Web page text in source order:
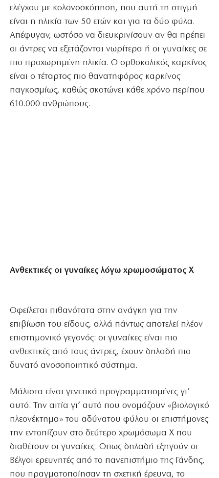
ελέγχου με κολονοσκόπηση, που αυτή τη στιγμή
είναι η ηλικία των 50 ετών και για τα δύο φύλα.
Απέφυγαν, ωστόσο να διευκρινίσουν αν θα πρέπει
οι άντρες να εξετάζονται νωρίτερα ή οι γυναίκες σε
πιο προχωρημένη ηλικία. Ο ορθοκολικός καρκίνος
είναι ο τέταρτος πιο θανατηφόρος καρκίνος
παγκοσμίως, καθώς σκοτώνει κάθε χρόνο περίπου
610.000 ανθρώπους.
Ανθεκτικές οι γυναίκες λόγω χρωμοσώματος Χ
Οφείλεται πιθανότατα στην ανάγκη για την
επιβίωση του είδους, αλλά πάντως αποτελεί πλέον
επιστημονικό γεγονός: οι γυναίκες είναι πιο
ανθεκτικές από τους άντρες, έχουν δηλαδή πιο
δυνατό ανοσοποιητικό σύστημα.
Μάλιστα είναι γενετικά προγραμματισμένες γι’
αυτό. Την αιτία γι’ αυτό που ονομάζουν «βιολογικό
πλεονέκτημα» του αδύνατου φύλου οι επιστήμονες
την εντοπίζουν στο δεύτερο χρωμόσωμα Χ που
διαθέτουν οι γυναίκες. Οπως δηλαδή εξηγούν οι
Βέλγοι ερευνητές από το πανεπιστήμιο της Γάνδης,
που πραγματοποίησαν τη σχετική έρευνα, το